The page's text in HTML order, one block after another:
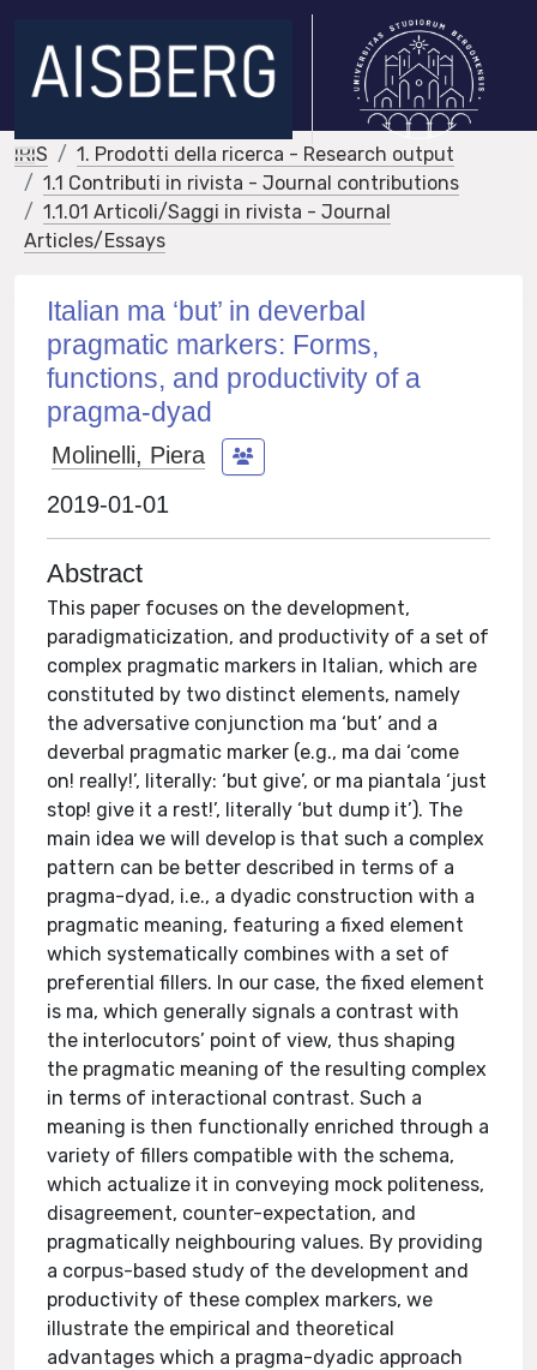
IRIS
1. Prodotti della ricerca - Research output
1.1 Contributi in rivista - Journal contributions
1.1.01 Articoli/Saggi in rivista - Journal
Articles/Essays
Italian ma ‘but’ in deverbal
pragmatic markers: Forms,
functions, and productivity of a
pragma-dyad
Molinelli, Piera
2019-01-01
Abstract
This paper focuses on the development,
paradigmaticization, and productivity of a set of
complex pragmatic markers in Italian, which are
constituted by two distinct elements, namely
the adversative conjunction ma ‘but’ and a
deverbal pragmatic marker (e.g., ma dai ‘come
on! really!’, literally: ‘but give’, or ma piantala ‘just
stop! give it a rest!’, literally ‘but dump it’). The
main idea we will develop is that such a complex
pattern can be better described in terms of a
pragma-dyad, i.e., a dyadic construction with a
pragmatic meaning, featuring a fixed element
which systematically combines with a set of
preferential fillers. In our case, the fixed element
is ma, which generally signals a contrast with
the interlocutors’ point of view, thus shaping
the pragmatic meaning of the resulting complex
in terms of interactional contrast. Such a
meaning is then functionally enriched through a
variety of fillers compatible with the schema,
which actualize it in conveying mock politeness,
disagreement, counter-expectation, and
pragmatically neighbouring values. By providing
a corpus-based study of the development and
productivity of these complex markers, we
illustrate the empirical and theoretical
advantages which a pragma-dyadic approach